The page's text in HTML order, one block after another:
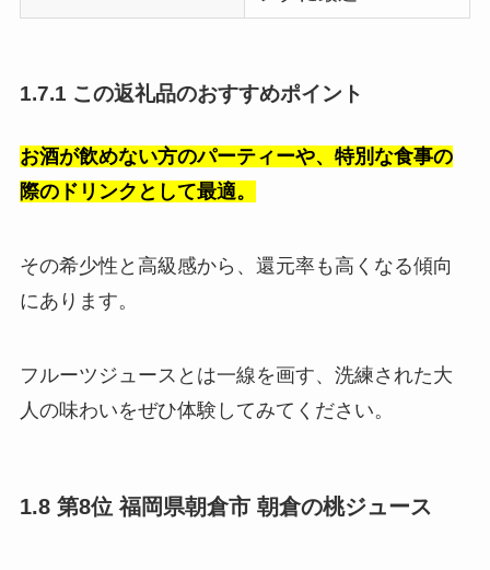
1.7.1 この返礼品のおすすめポイント
お酒が飲めない方のパーティーや、特別な食事の
際のドリンクとして最適。
その希少性と高級感から、還元率も高くなる傾向
にあります。
フルーツジュースとは一線を画す、洗練された大
人の味わいをぜひ体験してみてください。
1.8 第8位 福岡県朝倉市 朝倉の桃ジュース